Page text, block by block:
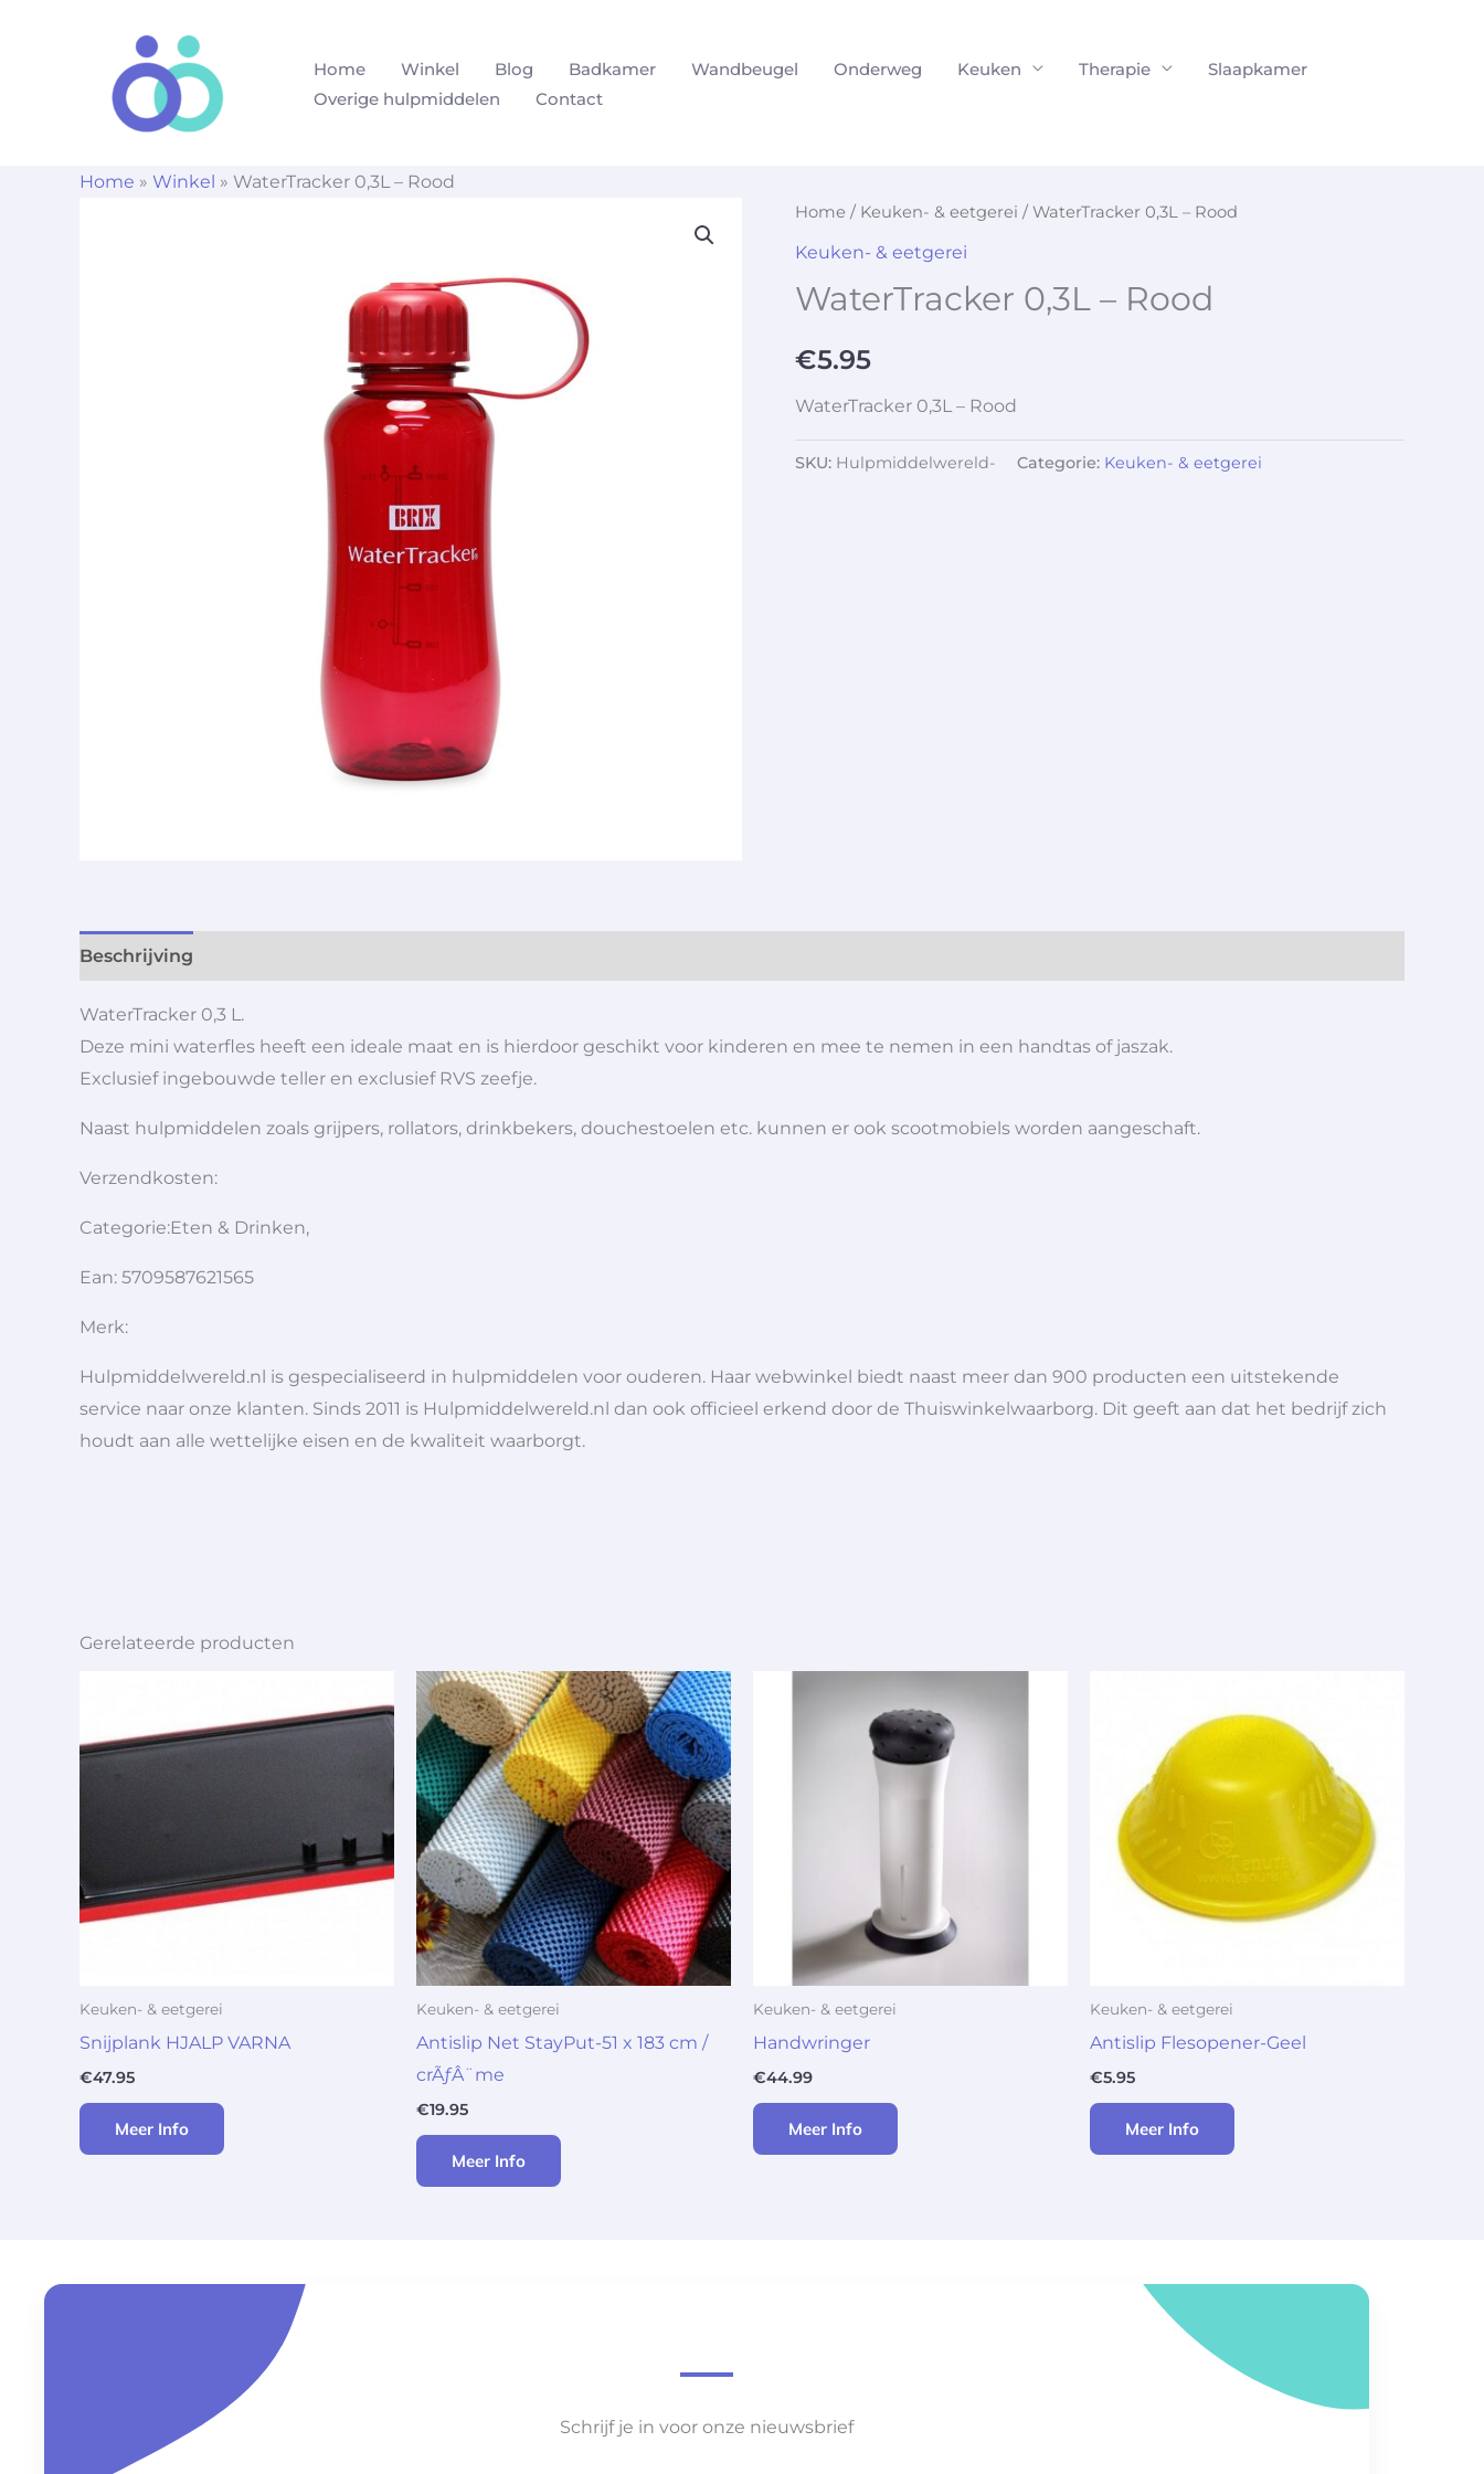
Home Winkel Blog Badkamer Wandbeugel Onderweg Keuken Therapie
Slaapkamer
Overige hulpmiddelen
Contact
Home » Winkel » WaterTracker 0,3L – Rood
Home / Keuken- & eetgerei / WaterTracker 0,3L – Rood
Keuken- & eetgerei
WaterTracker 0,3L – Rood
€5.95
WaterTracker 0,3L – Rood
SKU: Hulpmiddelwereld- Categorie: Keuken- & eetgerei
Beschrijving
WaterTracker 0,3 L.
Deze mini waterfles heeft een ideale maat en is hierdoor geschikt voor kinderen en mee te nemen in een handtas of jaszak.
Exclusief ingebouwde teller en exclusief RVS zeefje.
Naast hulpmiddelen zoals grijpers, rollators, drinkbekers, douchestoelen etc. kunnen er ook scootmobiels worden aangeschaft.
Verzendkosten:
Categorie:Eten & Drinken,
Ean: 5709587621565
Merk:
Hulpmiddelwereld.nl is gespecialiseerd in hulpmiddelen voor ouderen. Haar webwinkel biedt naast meer dan 900 producten een uitstekende
service naar onze klanten. Sinds 2011 is Hulpmiddelwereld.nl dan ook officieel erkend door de Thuiswinkelwaarborg. Dit geeft aan dat het bedrijf zich
houdt aan alle wettelijke eisen en de kwaliteit waarborgt.
Gerelateerde producten
Keuken- & eetgerei
Snijplank HJALP VARNA
€47.95
Meer Info
Keuken- & eetgerei
Antislip Net StayPut-51 x 183 cm /
crÃƒÂ¨me
€19.95
Meer Info
Keuken- & eetgerei
Handwringer
€44.99
Meer Info
Keuken- & eetgerei
Antislip Flesopener-Geel
€5.95
Meer Info
Schrijf je in voor onze nieuwsbrief